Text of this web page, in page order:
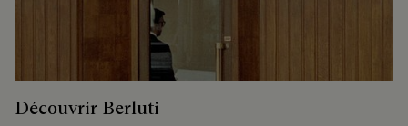
Découvrir Berluti